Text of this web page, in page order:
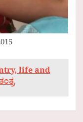
life and